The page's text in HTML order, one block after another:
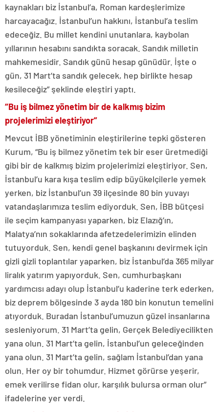
kaynakları biz İstanbul’a, Roman kardeşlerimize
harcayacağız. İstanbul’un hakkını, İstanbul’a teslim
edeceğiz. Bu millet kendini unutanlara, kaybolan
yıllarının hesabını sandıkta soracak. Sandık milletin
mahkemesidir. Sandık günü hesap günüdür. İşte o
gün, 31 Mart’ta sandık gelecek, hep birlikte hesap
kesileceğiz” şeklinde eleştiri yaptı.
“Bu iş bilmez yönetim bir de kalkmış bizim
projelerimizi eleştiriyor”
Mevcut İBB yönetiminin eleştirilerine tepki gösteren
Kurum, “Bu iş bilmez yönetim tek bir eser üretmediği
gibi bir de kalkmış bizim projelerimizi eleştiriyor. Sen,
İstanbul’u kara kışa teslim edip büyükelçilerle yemek
yerken, biz İstanbul’un 39 ilçesinde 80 bin yuvayı
vatandaşlarımıza teslim ediyorduk. Sen, İBB bütçesi
ile seçim kampanyası yaparken, biz Elazığ’ın,
Malatya’nın sokaklarında afetzedelerimizin elinden
tutuyorduk. Sen, kendi genel başkanını devirmek için
gizli gizli toplantılar yaparken, biz İstanbul’da 365 milyar
liralık yatırım yapıyorduk. Sen, cumhurbaşkanı
yardımcısı adayı olup İstanbul’u kaderine terk ederken,
biz deprem bölgesinde 3 ayda 180 bin konutun temelini
atıyorduk. Buradan İstanbul’umuzun güzel insanlarına
sesleniyorum. 31 Mart’ta gelin, Gerçek Belediyecilikten
yana olun. 31 Mart’ta gelin, İstanbul’un geleceğinden
yana olun. 31 Mart’ta gelin, sağlam İstanbul’dan yana
olun. Her oy bir tohumdur. Hizmet görürse yeşerir,
emek verilirse fidan olur, karşılık bulursa orman olur”
ifadelerine yer verdi.